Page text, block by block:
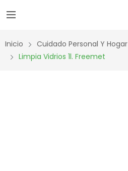
Inicio Cuidado Personal Y Hogar
Limpia Vidrios 1l. Freemet